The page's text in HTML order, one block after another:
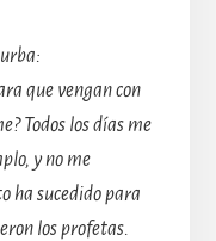
que vengan con
Todos los días me
y no me
ha sucedido para
los profetas.